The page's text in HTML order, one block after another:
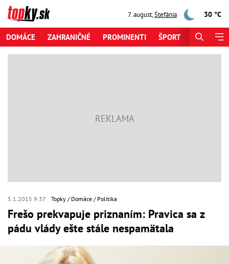
7. august,Štefánia 30 °C
DOMÁCE ZAHRANIČNÉ PROMINENTI ŠPORT
5.1.2015 9:37 Topky Domáce Politika
Frešo prekvapuje priznaním: Pravica sa z
pádu vlády ešte stále nespamätala